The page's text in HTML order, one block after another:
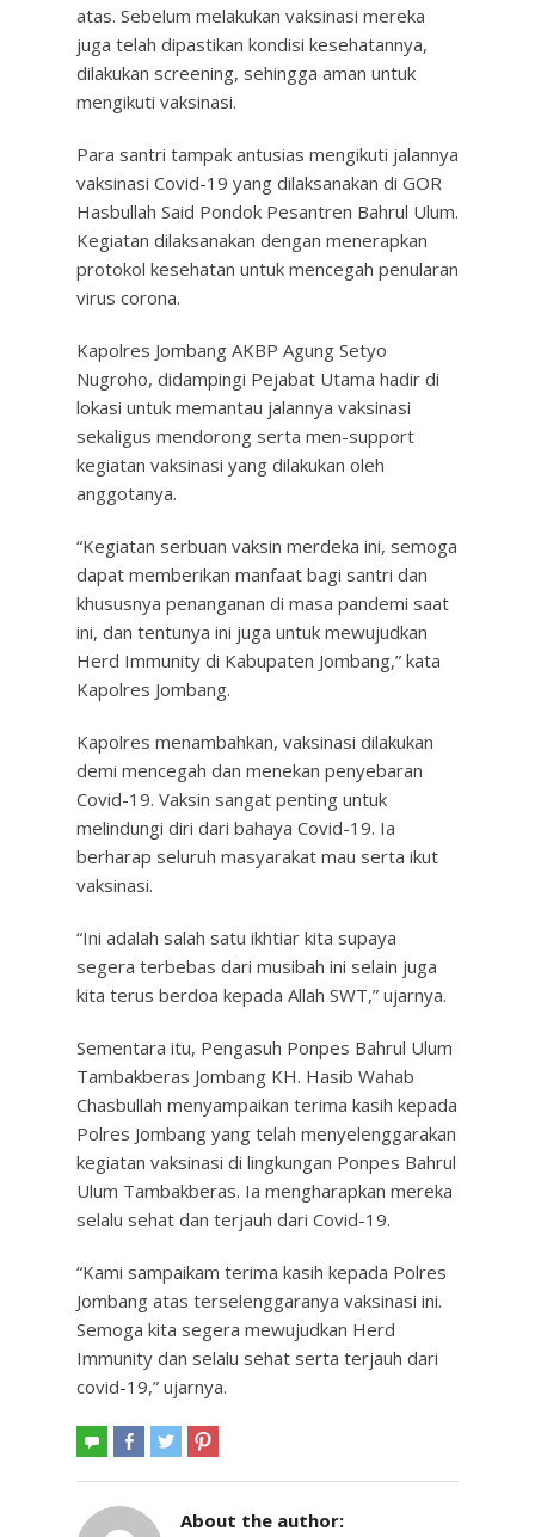
atas. Sebelum melakukan vaksinasi mereka
juga telah dipastikan kondisi kesehatannya,
dilakukan screening, sehingga aman untuk
mengikuti vaksinasi.
Para santri tampak antusias mengikuti jalannya
vaksinasi Covid-19 yang dilaksanakan di GOR
Hasbullah Said Pondok Pesantren Bahrul Ulum.
Kegiatan dilaksanakan dengan menerapkan
protokol kesehatan untuk mencegah penularan
virus corona.
Kapolres Jombang AKBP Agung Setyo
Nugroho, didampingi Pejabat Utama hadir di
lokasi untuk memantau jalannya vaksinasi
sekaligus mendorong serta men-support
kegiatan vaksinasi yang dilakukan oleh
anggotanya.
“Kegiatan serbuan vaksin merdeka ini, semoga
dapat memberikan manfaat bagi santri dan
khususnya penanganan di masa pandemi saat
ini, dan tentunya ini juga untuk mewujudkan
Herd Immunity di Kabupaten Jombang,” kata
Kapolres Jombang.
Kapolres menambahkan, vaksinasi dilakukan
demi mencegah dan menekan penyebaran
Covid-19. Vaksin sangat penting untuk
melindungi diri dari bahaya Covid-19. Ia
berharap seluruh masyarakat mau serta ikut
vaksinasi.
“Ini adalah salah satu ikhtiar kita supaya
segera terbebas dari musibah ini selain juga
kita terus berdoa kepada Allah SWT,” ujarnya.
Sementara itu, Pengasuh Ponpes Bahrul Ulum
Tambakberas Jombang KH. Hasib Wahab
Chasbullah menyampaikan terima kasih kepada
Polres Jombang yang telah menyelenggarakan
kegiatan vaksinasi di lingkungan Ponpes Bahrul
Ulum Tambakberas. Ia mengharapkan mereka
selalu sehat dan terjauh dari Covid-19.
“Kami sampaikam terima kasih kepada Polres
Jombang atas terselenggaranya vaksinasi ini.
Semoga kita segera mewujudkan Herd
Immunity dan selalu sehat serta terjauh dari
covid-19,” ujarnya.
About the author: